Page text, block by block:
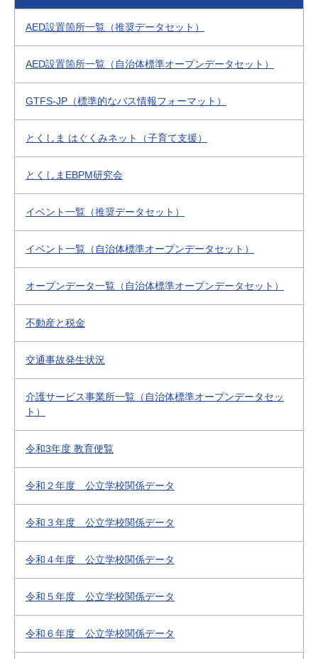
AED設置箇所一覧（推奨データセット）
AED設置箇所一覧（自治体標準オープンデータセット）
GTFS-JP（標準的なバス情報フォーマット）
とくしま はぐくみネット（子育て支援）
とくしまEBPM研究会
イベント一覧（推奨データセット）
イベント一覧（自治体標準オープンデータセット）
オープンデータ一覧（自治体標準オープンデータセット）
不動産と税金
交通事故発生状況
介護サービス事業所一覧（自治体標準オープンデータセッ
ト）
令和3年度 教育便覧
令和２年度 公立学校関係データ
令和３年度 公立学校関係データ
令和４年度 公立学校関係データ
令和５年度 公立学校関係データ
令和６年度 公立学校関係データ